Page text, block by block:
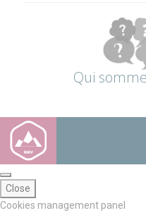
Qui
Close
Cookies management panel